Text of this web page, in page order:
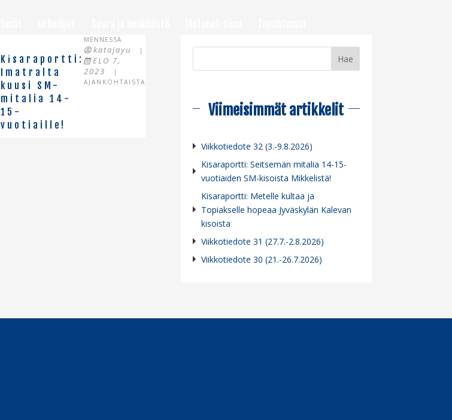
Kisaraportti:
Imatralta
kuusi SM-
mitalia 14-
15-
vuotiaille!
MENNESSÄ
katajayu |
ELO 7,
2023
|
AJANKOHTAISTA
Viimeisimmät artikkelit
Viikkotiedote 32 (3.-9.8.2026)
Kisaraportti: Seitsemän mitalia 14-15-
vuotiaiden SM-kisoista Mikkelistä!
Kisaraportti: Metelle kultaa ja
Topiakselle hopeaa Jyväskylän Kalevan
kisoista
Viikkotiedote 31 (27.7.-2.8.2026)
Viikkotiedote 30 (21.-26.7.2026)